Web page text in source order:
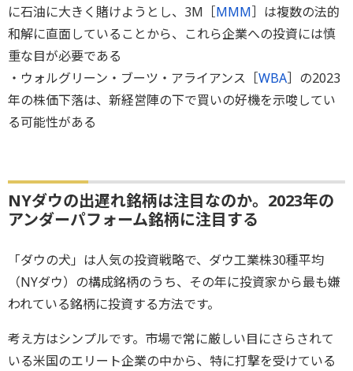
に石油に大きく賭けようとし、3M［MMM］は複数の法的
和解に直面していることから、これら企業への投資には慎
重な目が必要である
・ウォルグリーン・ブーツ・アライアンス［WBA］の2023
年の株価下落は、新経営陣の下で買いの好機を示唆してい
る可能性がある
NYダウの出遅れ銘柄は注目なのか。2023年の
アンダーパフォーム銘柄に注目する
「ダウの犬」は人気の投資戦略で、ダウ工業株30種平均
（NYダウ）の構成銘柄のうち、その年に投資家から最も嫌
われている銘柄に投資する方法です。
考え方はシンプルです。市場で常に厳しい目にさらされて
いる米国のエリート企業の中から、特に打撃を受けている